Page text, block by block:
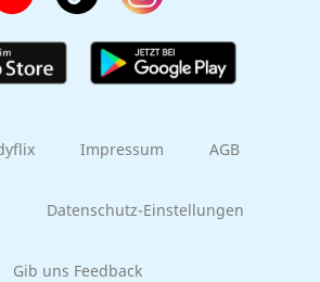
Impressum AGB
Datenschutz-Einstellungen
Gib uns Feedback